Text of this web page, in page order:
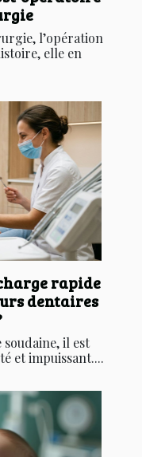
l’opération
elle en
rapide
dentaires
il est
et impuissant....